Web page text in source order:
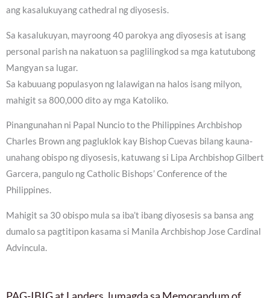
ang kasalukuyang cathedral ng diyosesis.
Sa kasalukuyan, mayroong 40 parokya ang diyosesis at isang
personal parish na nakatuon sa paglilingkod sa mga katutubong
Mangyan sa lugar.
Sa kabuuang populasyon ng lalawigan na halos isang milyon,
mahigit sa 800,000 dito ay mga Katoliko.
Pinangunahan ni Papal Nuncio to the Philippines Archbishop
Charles Brown ang pagluklok kay Bishop Cuevas bilang kauna-
unahang obispo ng diyosesis, katuwang si Lipa Archbishop Gilbert
Garcera, pangulo ng Catholic Bishops’ Conference of the
Philippines.
Mahigit sa 30 obispo mula sa iba’t ibang diyosesis sa bansa ang
dumalo sa pagtitipon kasama si Manila Archbishop Jose Cardinal
Advincula.
PAG-IBIG at Landers, lumagda sa Memorandum of